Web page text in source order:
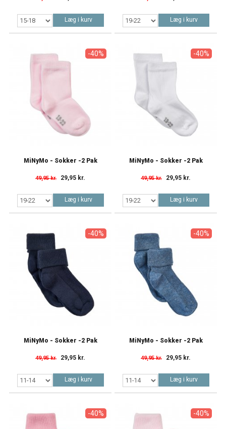
Læg i kurv Læg i kurv
-40%
MiNyMo - Sokker -2 Pak
49,95 kr. 29,95 kr.
Læg i kurv
-40%
MiNyMo - Sokker -2 Pak
49,95 kr. 29,95 kr.
Læg i kurv
-40%
MiNyMo - Sokker -2 Pak
49,95 kr. 29,95 kr.
Læg i kurv
-40%
MiNyMo - Sokker -2 Pak
49,95 kr. 29,95 kr.
Læg i kurv
-40% -40%